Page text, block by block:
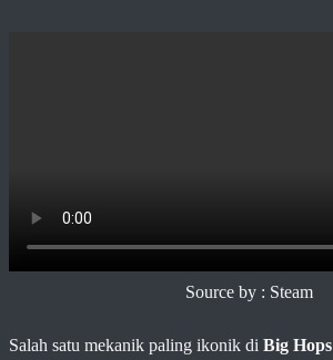
Source by : Steam
Salah satu mekanik paling ikonik di Big Hops